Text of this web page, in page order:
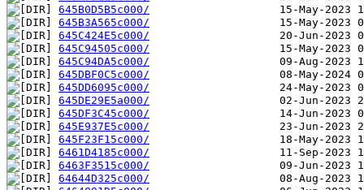
645B0D5B5c000/
645B3A565c000/
645C424E5c000/
645C94505c000/
645C94DA5c000/
645DBF0C5c000/
645DD6095c000/
645DE29E5a000/
645DF3C45c000/
645E937E5c000/
645F23F15c000/
6461D4185c000/
6463F3515c000/
64644D325c000/